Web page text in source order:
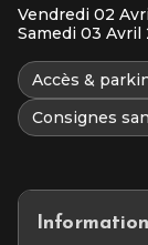
Vendredi 02
Samedi 03 Avril
Accès &
Consignes